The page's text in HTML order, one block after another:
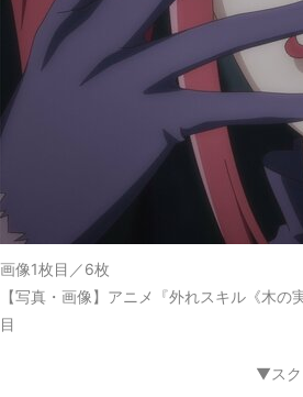
画像1枚目／6枚
【写真・画像】アニメ『外れスキル《木
目
▼スク